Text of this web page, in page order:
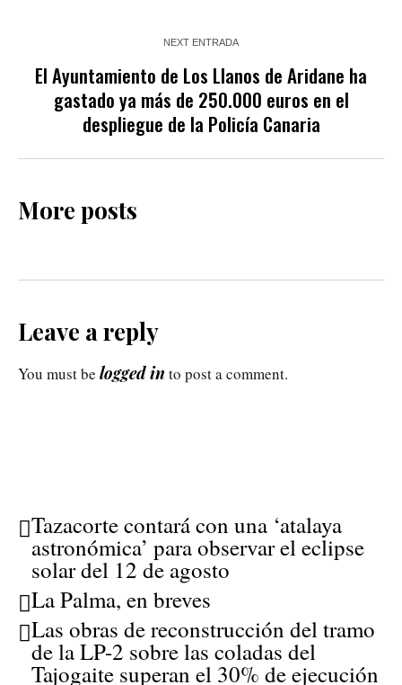
NEXT ENTRADA
El Ayuntamiento de Los Llanos de Aridane ha
gastado ya más de 250.000 euros en el
despliegue de la Policía Canaria
More posts
Leave a reply
You must be logged in to post a comment.
Tazacorte contará con una ‘atalaya
astronómica’ para observar el eclipse
solar del 12 de agosto
La Palma, en breves
Las obras de reconstrucción del tramo
de la LP-2 sobre las coladas del
Tajogaite superan el 30% de ejecución